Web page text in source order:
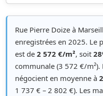
Rue Pierre Doize à
enregistrées en 2025. Le
est de 2 572 €/m², soit
communale (3 572 €/m²).
négocient en moyenne à
1 737 € – 2 802 €). Les